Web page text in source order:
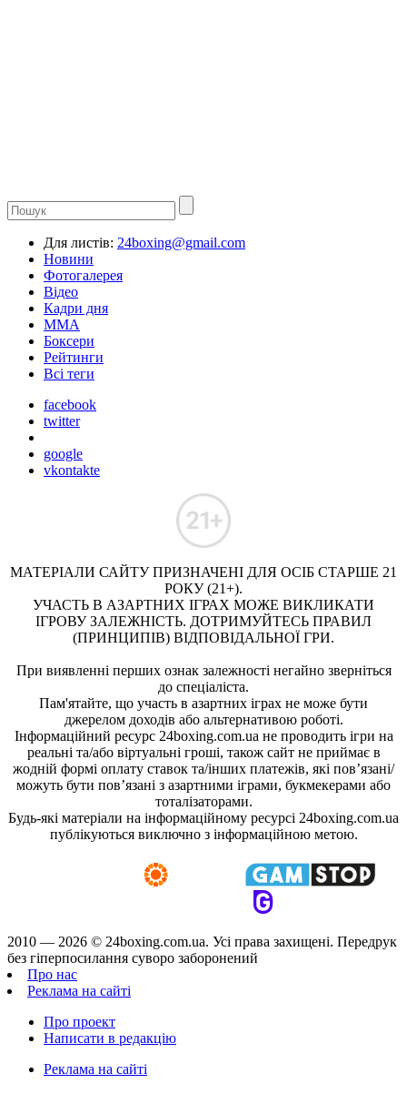
Для листів: 24boxing@gmail.com
Новини
Фотогалерея
Відео
Кадри дня
ММА
Боксери
Рейтинги
Всі теги
facebook
twitter
google
vkontakte
МАТЕРІАЛИ САЙТУ ПРИЗНАЧЕНІ ДЛЯ ОСІБ СТАРШЕ 21
РОКУ (21+).
УЧАСТЬ В АЗАРТНИХ ІГРАХ МОЖЕ ВИКЛИКАТИ
ІГРОВУ ЗАЛЕЖНІСТЬ. ДОТРИМУЙТЕСЬ ПРАВИЛ
(ПРИНЦИПІВ) ВІДПОВІДАЛЬНОЇ ГРИ.
При виявленні перших ознак залежності негайно зверніться
до спеціаліста.
Пам'ятайте, що участь в азартних іграх не може бути
джерелом доходів або альтернативою роботі.
Інформаційний ресурс 24boxing.com.ua не проводить ігри на
реальні та/або віртуальні гроші, також сайт не приймає в
жодній формі оплату ставок та/інших платежів, які пов’язані/
можуть бути пов’язані з азартними іграми, букмекерами або
тоталізаторами.
Будь-які матеріали на інформаційному ресурсі 24boxing.com.ua
публікуються виключно з інформаційною метою.
2010 — 2026 © 24boxing.com.ua. Усi права захищенi. Передрук
без гіперпосилання суворо заборонений
Про нас
Реклама на сайті
Про проект
Написати в редакцію
Реклама на сайті